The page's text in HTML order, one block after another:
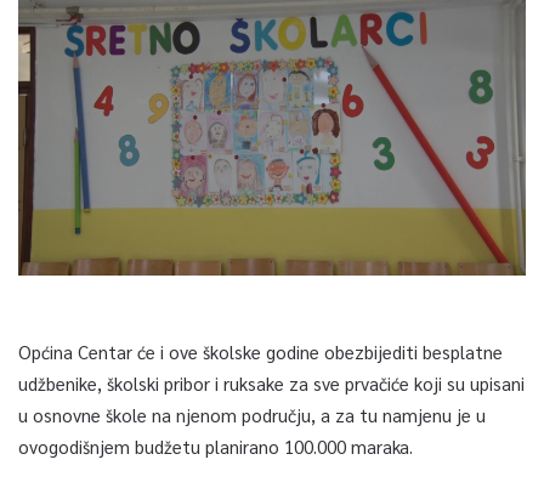
Općina Centar će i ove školske godine obezbijediti besplatne
udžbenike, školski pribor i ruksake za sve prvačiće koji su upisani
u osnovne škole na njenom području, a za tu namjenu je u
ovogodišnjem budžetu planirano 100.000 maraka.